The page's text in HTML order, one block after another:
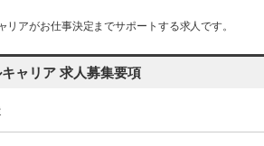
アがお仕事決定までサポートする求人です。
ャリア 求人募集要項